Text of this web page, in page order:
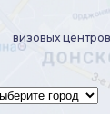
визовых